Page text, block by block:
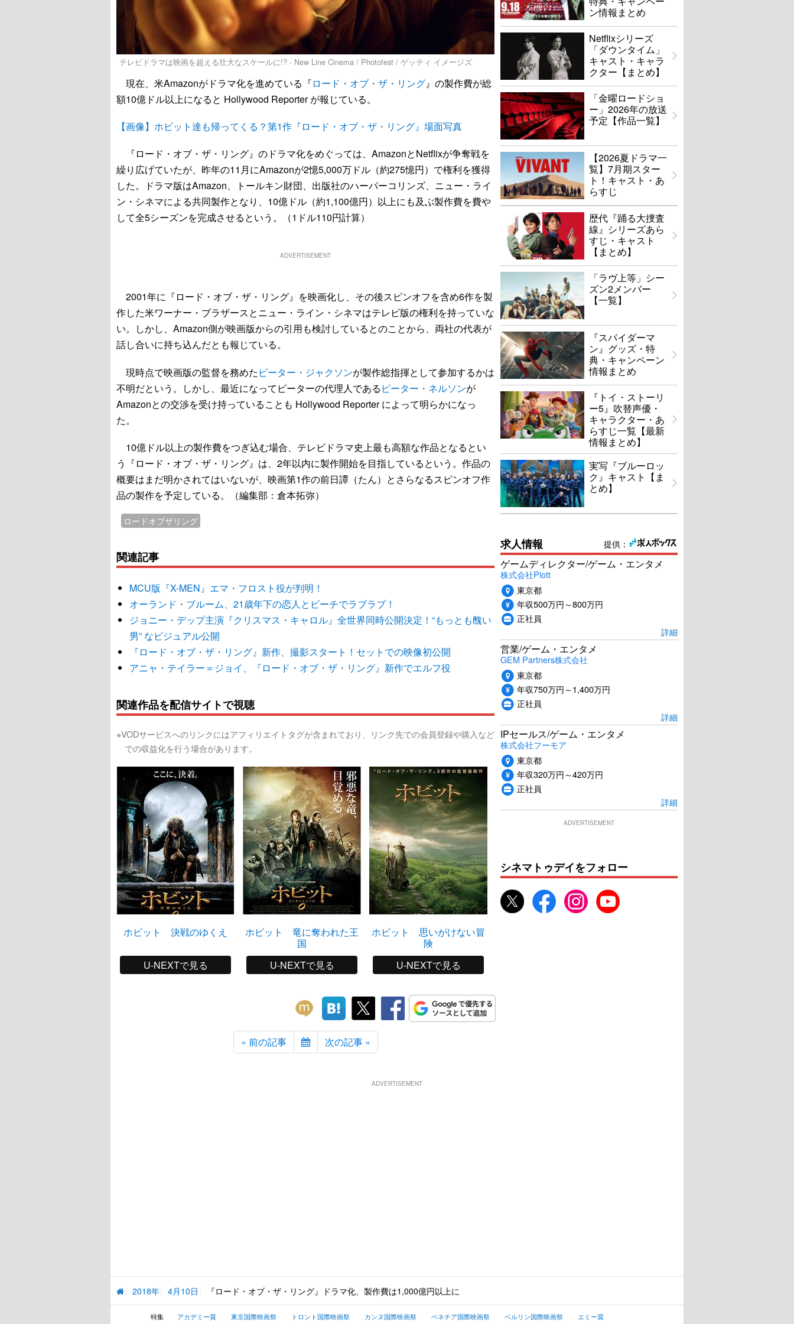
テレビドラマは映画を超える壮大なスケールに!? - New Line Cinema / Photofest / ゲッティ イメージズ
現在、米Amazonがドラマ化を進めている『ロード・オブ・ザ・リング』の製作費が総
額10億ドル以上になると Hollywood Reporter が報じている。
【画像】ホビット達も帰ってくる？第1作『ロード・オブ・ザ・リング』場面写真
『ロード・オブ・ザ・リング』のドラマ化をめぐっては、AmazonとNetflixが争奪戦を
繰り広げていたが、昨年の11月にAmazonが2憶5,000万ドル（約275憶円）で権利を獲得
した。ドラマ版はAmazon、トールキン財団、出版社のハーパーコリンズ、ニュー・ライ
ン・シネマによる共同製作となり、10億ドル（約1,100億円）以上にも及ぶ製作費を費や
して全5シーズンを完成させるという。（1ドル110円計算）
ADVERTISEMENT
2001年に『ロード・オブ・ザ・リング』を映画化し、その後スピンオフを含め6作を製
作した米ワーナー・ブラザースとニュー・ライン・シネマはテレビ版の権利を持っていな
い。しかし、Amazon側が映画版からの引用も検討しているとのことから、両社の代表が
話し合いに持ち込んだとも報じている。
現時点で映画版の監督を務めた ピーター・ジャクソンが製作総指揮として参加するかは
不明だという。しかし、最近になってピーターの代理人である ピーター・ネルソンが
Amazonとの交渉を受け持っていることも Hollywood Reporter によって明らかになっ
た。
10億ドル以上の製作費をつぎ込む場合、テレビドラマ史上最も高額な作品となるとい
う『ロード・オブ・ザ・リング』は、2年以内に製作開始を目指しているという。作品の
概要はまだ明かされてはいないが、映画第1作の前日譚（たん）とさらなるスピンオフ作
品の製作を予定している。（編集部：倉本拓弥）
ロードオブザリング
関連記事
MCU版『X-MEN』エマ・フロスト役が判明！
オーランド・ブルーム、21歳年下の恋人とビーチでラブラブ！
ジョニー・デップ主演『クリスマス・キャロル』全世界同時公開決定！“もっとも醜い
男” なビジュアル公開
『ロード・オブ・ザ・リング』新作、撮影スタート！セットでの映像初公開
アニャ・テイラー＝ジョイ、『ロード・オブ・ザ・リング』新作でエルフ役
関連作品を配信サイトで視聴
※VODサービスへのリンクにはアフィリエイトタグが含まれており、リンク先での会員登録や購入など
での収益化を行う場合があります。
ホビット 決戦のゆくえ
U-NEXTで見る
ホビット 竜に奪われた王
国
U-NEXTで見る
ホビット 思いがけない冒
険
U-NEXTで見る
« 前の記事 次の記事 »
ン情報まとめ
Netflixシリーズ
「ダウンタイム」
キャスト・キャラ
クター【まとめ】
「金曜ロードショ
ー」2026年の放送
予定【作品一覧】
【2026夏ドラマ一
覧】7月期スター
ト！キャスト・あ
らすじ
歴代『踊る大捜査
線』シリーズあら
すじ・キャスト
【まとめ】
「ラヴ上等」シー
ズン2メンバー
【一覧】
『スパイダーマ
ン』グッズ・特
典・キャンペーン
情報まとめ
『トイ・ストーリ
ー5』吹替声優・
キャラクター・あ
らすじ一覧【最新
情報まとめ】
実写『ブルーロッ
ク』キャスト【ま
とめ】
提供：
求人情報
ゲームディレクター/ゲーム・エンタメ
株式会社Plott
東京都
年収500万円～800万円
正社員
詳細
営業/ゲーム・エンタメ
GEM Partners株式会社
東京都
年収750万円～1,400万円
正社員
詳細
IPセールス/ゲーム・エンタメ
株式会社フーモア
東京都
年収320万円～420万円
正社員
詳細
ADVERTISEMENT
シネマトゥデイをフォロー
ADVERTISEMENT
2018年 4月10日 『ロード・オブ・ザ・リング』ドラマ化、製作費は1,000億円以上に
特集 アカデミー賞 東京国際映画祭 トロント国際映画祭 カンヌ国際映画祭 ベネチア国際映画祭 ベルリン国際映画祭
エミー賞